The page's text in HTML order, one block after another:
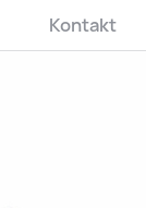
Kontakt